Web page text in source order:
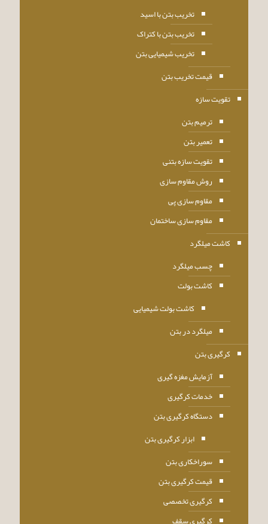
تخریب بتن با اسید
تخریب بتن با کتراک
تخریب شیمیایی بتن
قیمت تخریب بتن
تقویت سازه
ترمیم بتن
تعمیر بتن
تقویت سازه بتنی
روش مقاوم سازی
مقاوم سازی پی
مقاوم سازی ساختمان
کاشت میلگرد
چسب میلگرد
کاشت بولت
کاشت بولت شیمیایی
میلگرد در بتن
کرگیری بتن
آزمایش مغزه گیری
خدمات کرگیری
دستگاه کرگیری بتن
ابزار کرگیری بتن
سوراخکاری بتن
قیمت کرگیری بتن
کرگیری تخصصی
کرگیری سقف